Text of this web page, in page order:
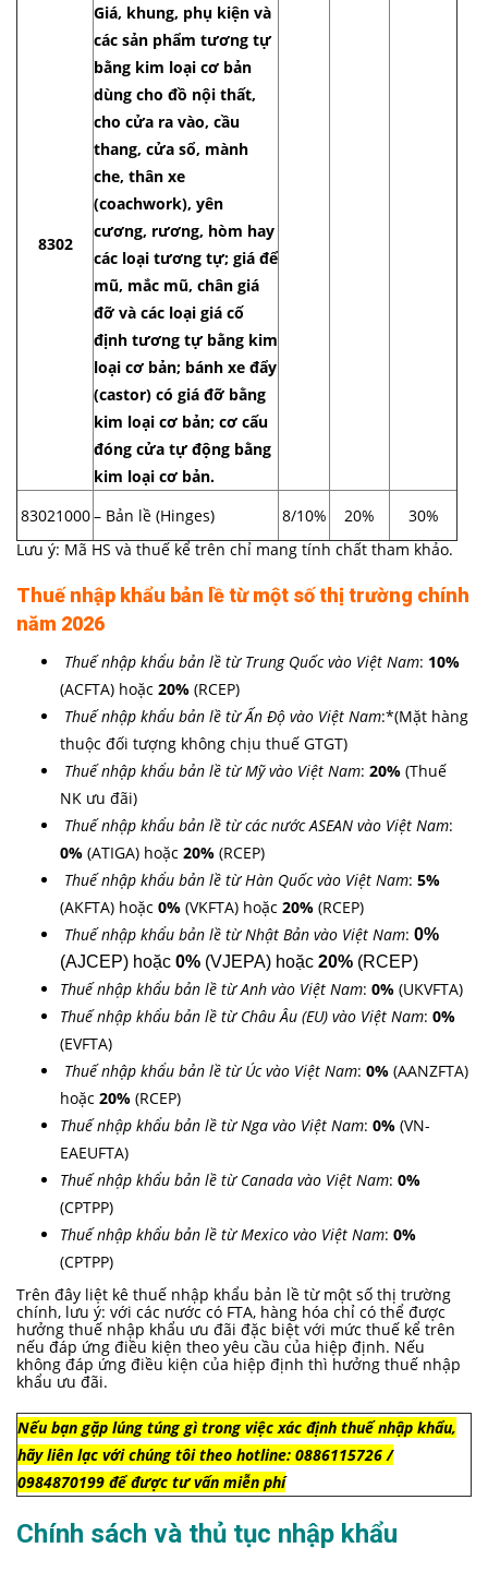
8302
Giá, khung, phụ kiện và
các sản phẩm tương tự
bằng kim loại cơ bản
dùng cho đồ nội thất,
cho cửa ra vào, cầu
thang, cửa sổ, mành
che, thân xe
(coachwork), yên
cương, rương, hòm hay
các loại tương tự; giá để
mũ, mắc mũ, chân giá
đỡ và các loại giá cố
định tương tự bằng kim
loại cơ bản; bánh xe đẩy
(castor) có giá đỡ bằng
kim loại cơ bản; cơ cấu
đóng cửa tự động bằng
kim loại cơ bản.
83021000– Bản lề (Hinges) 8/10% 20%
30%
Lưu ý: Mã HS và thuế kể trên chỉ mang tính chất tham khảo.
Thuế nhập khẩu bản lềtừ một số thị trường chính
năm 2026
Thuế nhập khẩu bản lề từ Trung Quốc vào Việt Nam: 10%
(ACFTA) hoặc 20% (RCEP)
Thuế nhập khẩu bản lề từ Ấn Độ vào Việt Nam:*(Mặt hàng
thuộc đối tượng không chịu thuế GTGT)
Thuế nhập khẩu bản lề từ Mỹ vào Việt Nam: 20% (Thuế
NK ưu đãi)
Thuế nhập khẩu bản lề từ các nước ASEAN vào Việt Nam:
0% (ATIGA) hoặc 20% (RCEP)
Thuế nhập khẩu bản lề từ Hàn Quốc vào Việt Nam: 5%
(AKFTA) hoặc 0% (VKFTA) hoặc 20% (RCEP)
Thuế nhập khẩu bản lề từ Nhật Bản vào Việt Nam: 0%
(AJCEP) hoặc 0% (VJEPA) hoặc 20% (RCEP)
Thuế nhập khẩu bản lề từ Anh vào Việt Nam: 0% (UKVFTA)
Thuế nhập khẩu bản lề từ Châu Âu (EU) vào Việt Nam: 0%
(EVFTA)
Thuế nhập khẩu bản lề từ Úc vào Việt Nam: 0% (AANZFTA)
hoặc 20% (RCEP)
Thuế nhập khẩu bản lề từ Nga vào Việt Nam: 0% (VN-
EAEUFTA)
Thuế nhập khẩu bản lề từ Canada vào Việt Nam: 0%
(CPTPP)
Thuế nhập khẩu bản lề từ Mexico vào Việt Nam: 0%
(CPTPP)
Trên đây liệt kê thuế nhập khẩu bản lề từ một số thị trường
chính, lưu ý: với các nước có FTA, hàng hóa chỉ có thể được
hưởng thuế nhập khẩu ưu đãi đặc biệt với mức thuế kể trên
nếu đáp ứng điều kiện theo yêu cầu của hiệp định. Nếu
không đáp ứng điều kiện của hiệp định thì hưởng thuế nhập
khẩu ưu đãi.
Nếu bạn gặp lúng túng gì trong việc xác định thuế nhập khẩu,
hãy liên lạc với chúng tôi theo hotline: 0886115726 /
0984870199 để được tư vấn miễn phí
Chính sách và thủ tục nhập khẩu